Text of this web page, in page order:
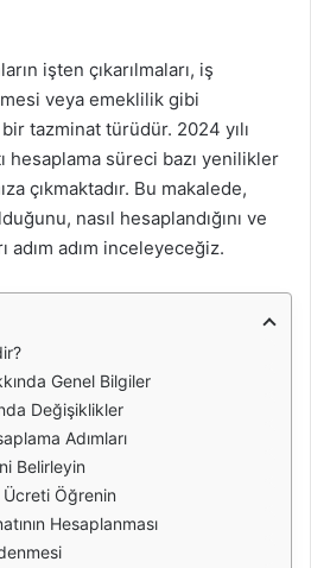
işten çıkarılmaları, iş
veya emeklilik gibi
tazminat türüdür. 2024 yılı
hesaplama süreci bazı yenilikler
çıkmaktadır. Bu makalede,
nasıl hesaplandığını ve
adım adım inceleyeceğiz.
Genel Bilgiler
Değişiklikler
Adımları
Belirleyin
Ücreti Öğrenin
Hesaplanması